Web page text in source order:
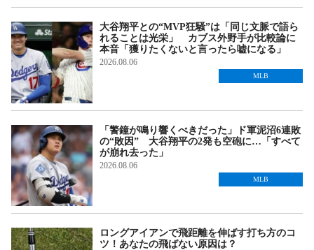
大谷翔平との“MVP狂騒”は「同じ文脈で語ら
れることは光栄」 カブス外野手が比較論に
本音「獲りたくないと言ったら嘘になる」
2026.08.06
MLB
「警鐘が鳴り響くべきだった」ド軍泥沼6連敗
の“敗因” 大谷翔平の2発も空砲に…「すべて
が崩れ去った」
2026.08.06
MLB
ロングアイアンで飛距離を伸ばす打ち方のコ
ツ！あなたの飛ばない原因は？